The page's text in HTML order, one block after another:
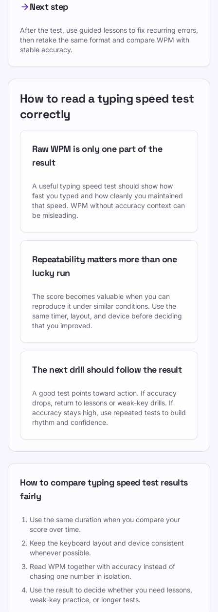
Next step
After the test, use guided lessons to fix recurring errors,
then retake the same format and compare WPM with
stable accuracy.
How to read a typing speed test
correctly
Raw WPM is only one part of the
result
A useful typing speed test should show how
fast you typed and how cleanly you maintained
that speed. WPM without accuracy context can
be misleading.
Repeatability matters more than one
lucky run
The score becomes valuable when you can
reproduce it under similar conditions. Use the
same timer, layout, and device before deciding
that you improved.
The next drill should follow the result
A good test points toward action. If accuracy
drops, return to lessons or weak-key drills. If
accuracy stays high, use repeated tests to build
rhythm and confidence.
How to compare typing speed test results
fairly
Use the same duration when you compare your
score over time.
Keep the keyboard layout and device consistent
whenever possible.
Read WPM together with accuracy instead of
chasing one number in isolation.
Use the result to decide whether you need lessons,
weak-key practice, or longer tests.